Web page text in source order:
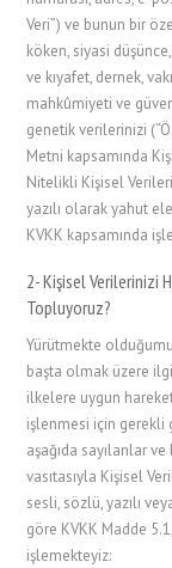
Veri”) ve bunun bir
köken, siyasi
ve kıyafet, dernek,
mahkûmiyeti ve
genetik verilerinizi
Metni kapsamında
Nitelikli Kişisel
yazılı olarak yahut
KVKK kapsamında
2- Kişisel Verilerinizi
Topluyoruz?
Yürütmekte
başta olmak üzere
ilkelere uygun
işlenmesi için gerekli
aşağıda sayılanlar
vasıtasıyla Kişisel
sesli, sözlü, yazılı
göre KVKK Madde
işlemekteyiz: